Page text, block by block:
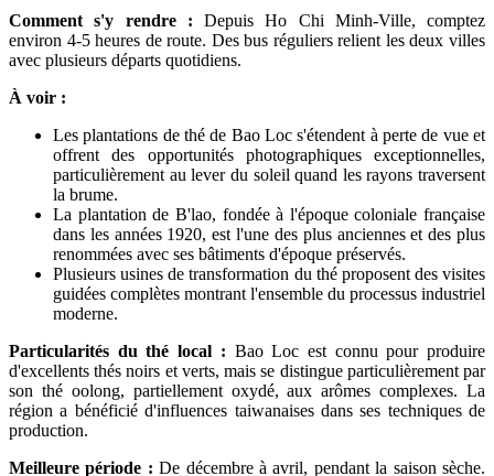
Comment s'y rendre : Depuis Ho Chi Minh-Ville, comptez
environ 4-5 heures de route. Des bus réguliers relient les deux villes
avec plusieurs départs quotidiens.
À voir :
Les plantations de thé de Bao Loc s'étendent à perte de vue et
offrent des opportunités photographiques exceptionnelles,
particulièrement au lever du soleil quand les rayons traversent
la brume.
La plantation de B'lao, fondée à l'époque coloniale française
dans les années 1920, est l'une des plus anciennes et des plus
renommées avec ses bâtiments d'époque préservés.
Plusieurs usines de transformation du thé proposent des visites
guidées complètes montrant l'ensemble du processus industriel
moderne.
Particularités du thé local : Bao Loc est connu pour produire
d'excellents thés noirs et verts, mais se distingue particulièrement par
son thé oolong, partiellement oxydé, aux arômes complexes. La
région a bénéficié d'influences taiwanaises dans ses techniques de
production.
Meilleure période : De décembre à avril, pendant la saison sèche.